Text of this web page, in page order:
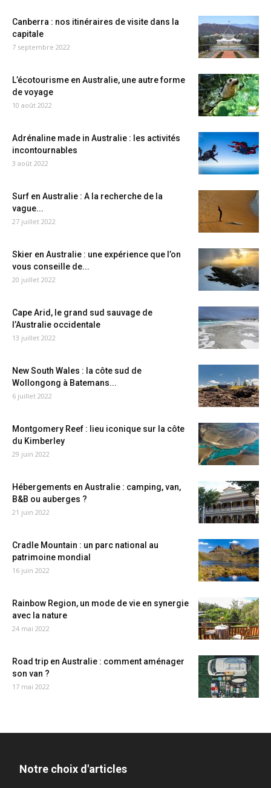
Canberra : nos itinéraires de visite dans la
capitale
7 septembre 2022
L’écotourisme en Australie, une autre forme
de voyage
10 août 2022
Adrénaline made in Australie : les activités
incontournables
3 août 2022
Surf en Australie : A la recherche de la
vague...
27 juillet 2022
Skier en Australie : une expérience que l’on
vous conseille de...
20 juillet 2022
Cape Arid, le grand sud sauvage de
l’Australie occidentale
13 juillet 2022
New South Wales : la côte sud de
Wollongong à Batemans...
6 juillet 2022
Montgomery Reef : lieu iconique sur la côte
du Kimberley
29 juin 2022
Hébergements en Australie : camping, van,
B&B ou auberges ?
21 juin 2022
Cradle Mountain : un parc national au
patrimoine mondial
16 juin 2022
Rainbow Region, un mode de vie en synergie
avec la nature
24 mai 2022
Road trip en Australie : comment aménager
son van ?
17 mai 2022
Notre choix d'articles